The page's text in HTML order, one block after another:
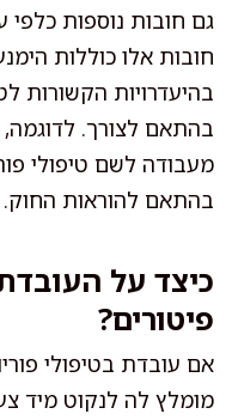
גם חובות נוספות כלפי
חובות אלו כוללות
בהיעדרויות הקשורות
בהתאם לצורך.
מעבודה לשם טיפולי
בהתאם להוראות החוק.
כיצד על
פיטורים?
אם עובדת בטיפולי
מומלץ לה לנקוט מיד